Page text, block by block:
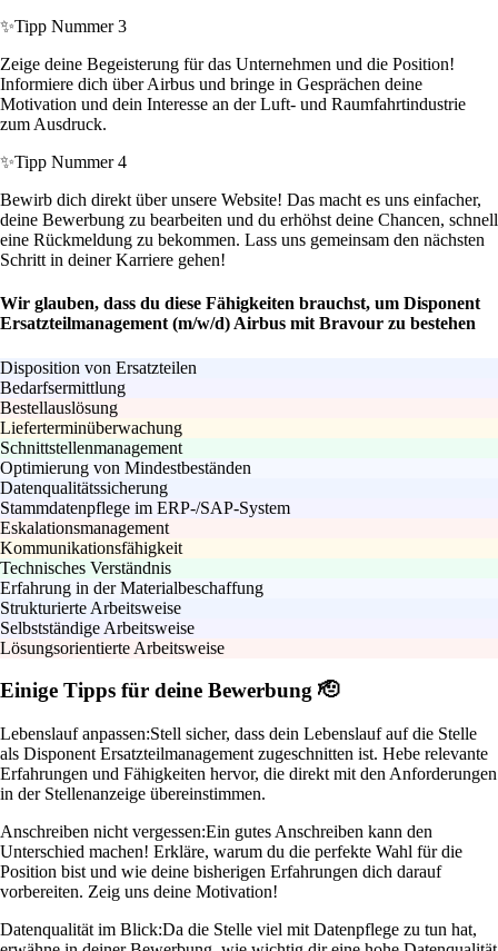
✨Tipp Nummer 3
Zeige deine Begeisterung für das Unternehmen und die Position!
Informiere dich über Airbus und bringe in Gesprächen deine
Motivation und dein Interesse an der Luft- und Raumfahrtindustrie
zum Ausdruck.
✨Tipp Nummer 4
Bewirb dich direkt über unsere Website! Das macht es uns einfacher,
deine Bewerbung zu bearbeiten und du erhöhst deine Chancen, schnell
eine Rückmeldung zu bekommen. Lass uns gemeinsam den nächsten
Schritt in deiner Karriere gehen!
Wir glauben, dass du diese Fähigkeiten brauchst, um Disponent
Ersatzteilmanagement (m/w/d) Airbus mit Bravour zu bestehen
Disposition von Ersatzteilen
Bedarfsermittlung
Bestellauslösung
Lieferterminüberwachung
Schnittstellenmanagement
Optimierung von Mindestbeständen
Datenqualitätssicherung
Stammdatenpflege im ERP-/SAP-System
Eskalationsmanagement
Kommunikationsfähigkeit
Technisches Verständnis
Erfahrung in der Materialbeschaffung
Strukturierte Arbeitsweise
Selbstständige Arbeitsweise
Lösungsorientierte Arbeitsweise
Einige Tipps für deine Bewerbung 🫡
Lebenslauf anpassen:Stell sicher, dass dein Lebenslauf auf die Stelle
als Disponent Ersatzteilmanagement zugeschnitten ist. Hebe relevante
Erfahrungen und Fähigkeiten hervor, die direkt mit den Anforderungen
in der Stellenanzeige übereinstimmen.
Anschreiben nicht vergessen:Ein gutes Anschreiben kann den
Unterschied machen! Erkläre, warum du die perfekte Wahl für die
Position bist und wie deine bisherigen Erfahrungen dich darauf
vorbereiten. Zeig uns deine Motivation!
Datenqualität im Blick:Da die Stelle viel mit Datenpflege zu tun hat,